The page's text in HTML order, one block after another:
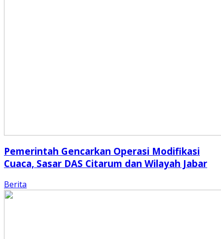
Pemerintah Gencarkan Operasi Modifikasi
Cuaca, Sasar DAS Citarum dan Wilayah Jabar
Berita